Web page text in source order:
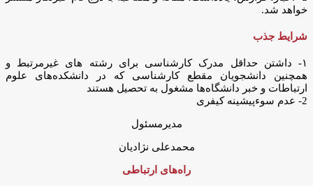
خواهد شد.
شرایط جذب
١- داشتن حداقل مدرک کارشناسى براى رشته هاى غیرمرتبط و
همچنین دانشجویان مقطع کارشناسى که در دانشکده‌هاى علوم
ارتباطات و خبر دانشگاه‌ها مشغول به تحصیل هستند
2- عدم سوءپیشینه کیفرى
مدیرمسئول
محمدعلی نژادیان
راه‌های ارتباطی